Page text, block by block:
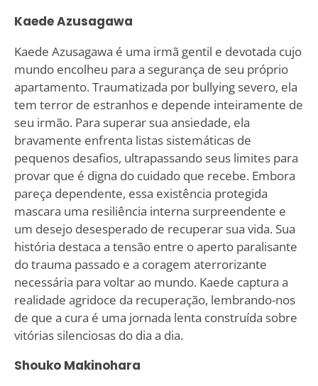
Kaede Azusagawa
Kaede Azusagawa é uma irmã gentil e devotada cujo
mundo encolheu para a segurança de seu próprio
apartamento. Traumatizada por bullying severo, ela
tem terror de estranhos e depende inteiramente de
seu irmão. Para superar sua ansiedade, ela
bravamente enfrenta listas sistemáticas de
pequenos desafios, ultrapassando seus limites para
provar que é digna do cuidado que recebe. Embora
pareça dependente, essa existência protegida
mascara uma resiliência interna surpreendente e
um desejo desesperado de recuperar sua vida. Sua
história destaca a tensão entre o aperto paralisante
do trauma passado e a coragem aterrorizante
necessária para voltar ao mundo. Kaede captura a
realidade agridoce da recuperação, lembrando-nos
de que a cura é uma jornada lenta construída sobre
vitórias silenciosas do dia a dia.
Shouko Makinohara